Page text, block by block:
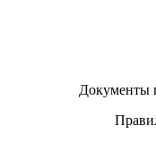
Документы